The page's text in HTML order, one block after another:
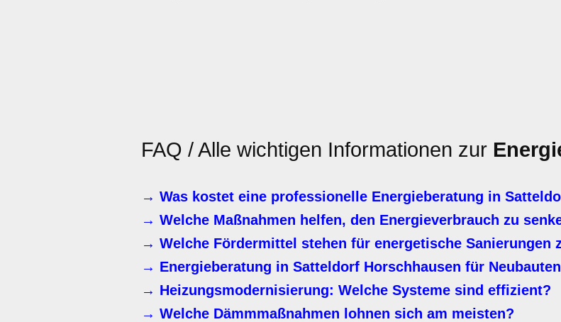
FAQ / Alle wichtigen Informationen zur
→ Was kostet eine professionelle Energieberatung in
→ Welche Maßnahmen helfen, den Energieverbrauch zu
→ Welche Fördermittel stehen für energetische Sanierungen
→ Energieberatung in Satteldorf Horschhausen für
→ Heizungsmodernisierung: Welche Systeme sind effizient?
→ Welche Dämmmaßnahmen lohnen sich am meisten?